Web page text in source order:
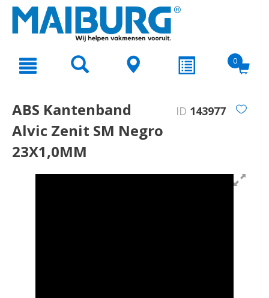
text.skipToNavigation
0
ABS Kantenband
Alvic Zenit SM Negro
23X1,0MM
ID 143977